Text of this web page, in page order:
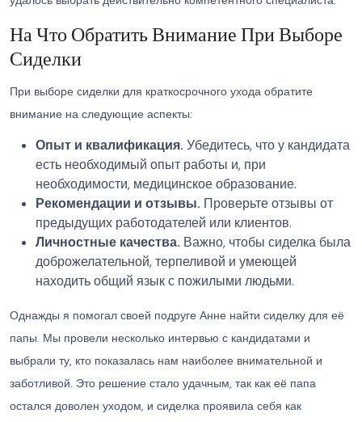
На Что Обратить Внимание При Выборе
Сиделки
При выборе сиделки для краткосрочного ухода обратите
внимание на следующие аспекты:
Опыт и квалификация. Убедитесь, что у кандидата
есть необходимый опыт работы и, при
необходимости, медицинское образование.
Рекомендации и отзывы. Проверьте отзывы от
предыдущих работодателей или клиентов.
Личностные качества. Важно, чтобы сиделка была
доброжелательной, терпеливой и умеющей
находить общий язык с пожилыми людьми.
Однажды я помогал своей подруге Анне найти сиделку для её
папы. Мы провели несколько интервью с кандидатами и
выбрали ту, кто показалась нам наиболее внимательной и
заботливой. Это решение стало удачным, так как её папа
остался доволен уходом, и сиделка проявила себя как